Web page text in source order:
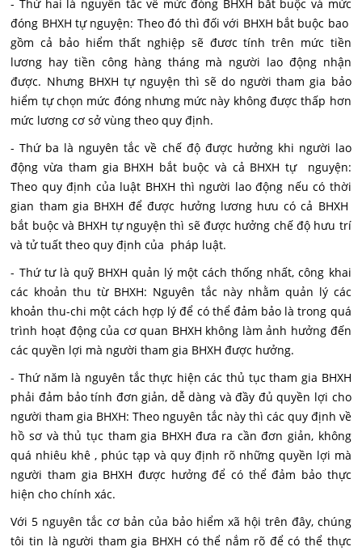
- Thứ hai là nguyên tắc về mức đóng BHXH bắt buộc và mức
đóng BHXH tự nguyện: Theo đó thì đối với BHXH bắt buộc bao
gồm cả bảo hiểm thất nghiệp sẽ đươc tính trên mức tiền
lương hay tiền công hàng tháng mà người lao động nhận
được. Nhưng BHXH tự nguyện thì sẽ do người tham gia bảo
hiểm tự chọn mức đóng nhưng mức này không được thấp hơn
mức lương cơ sở vùng theo quy định.
- Thứ ba là nguyên tắc về chế độ được hưởng khi người lao
động vừa tham gia BHXH bắt buộc và cả BHXH tự nguyện:
Theo quy định của luật BHXH thì người lao động nếu có thời
gian tham gia BHXH để được hưởng lương hưu có cả BHXH
bắt buộc và BHXH tự nguyện thì sẽ được hưởng chế độ hưu trí
và tử tuất theo quy định của pháp luật.
- Thứ tư là quỹ BHXH quản lý một cách thống nhất, công khai
các khoản thu từ BHXH: Nguyên tắc này nhằm quản lý các
khoản thu-chi một cách hợp lý để có thể đảm bảo là trong quá
trình hoạt động của cơ quan BHXH không làm ảnh hưởng đến
các quyền lợi mà người tham gia BHXH được hưởng.
- Thứ năm là nguyên tắc thực hiện các thủ tục tham gia BHXH
phải đảm bảo tính đơn giản, dễ dàng và đầy đủ quyền lợi cho
người tham gia BHXH: Theo nguyên tắc này thì các quy định về
hồ sơ và thủ tục tham gia BHXH đưa ra cần đơn giản, không
quá nhiêu khê , phúc tạp và quy định rõ những quyền lợi mà
người tham gia BHXH được hưởng để có thể đảm bảo thực
hiện cho chính xác.
Với 5 nguyên tắc cơ bản của bảo hiểm xã hội trên đây, chúng
tôi tin là người tham gia BHXH có thể nắm rõ để có thể thực